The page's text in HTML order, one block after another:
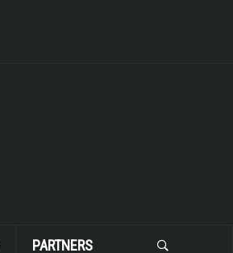
PARTNERS